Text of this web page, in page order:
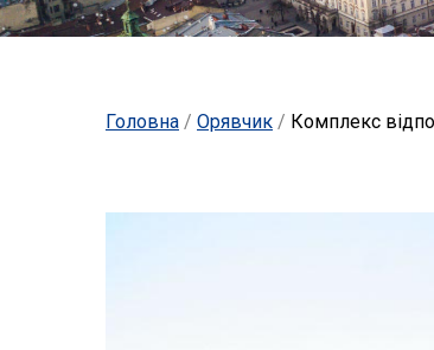
Головна / Орявчик / Комплекс